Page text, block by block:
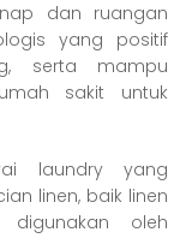
dan ruangan
yang positif
serta mampu
sakit untuk
laundry yang
linen, baik linen
oleh